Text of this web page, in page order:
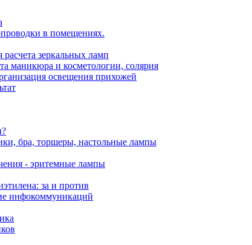
в помещениях.
зеркальных ламп
маникюра и косметологии, солярия
освещения прихожей
бра, торшеры, настольные лампы
- эритемные лампы
за и против
инфокоммуникаций